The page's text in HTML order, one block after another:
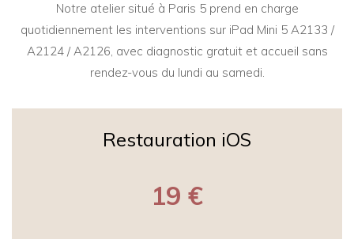
Notre atelier situé à Paris 5 prend en charge
quotidiennement les interventions sur iPad Mini 5 A2133 /
A2124 / A2126, avec diagnostic gratuit et accueil sans
rendez-vous du lundi au samedi.
Restauration iOS
19 €